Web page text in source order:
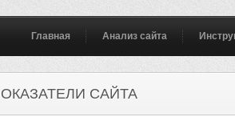
Главная Анализ сайта
САЙТА